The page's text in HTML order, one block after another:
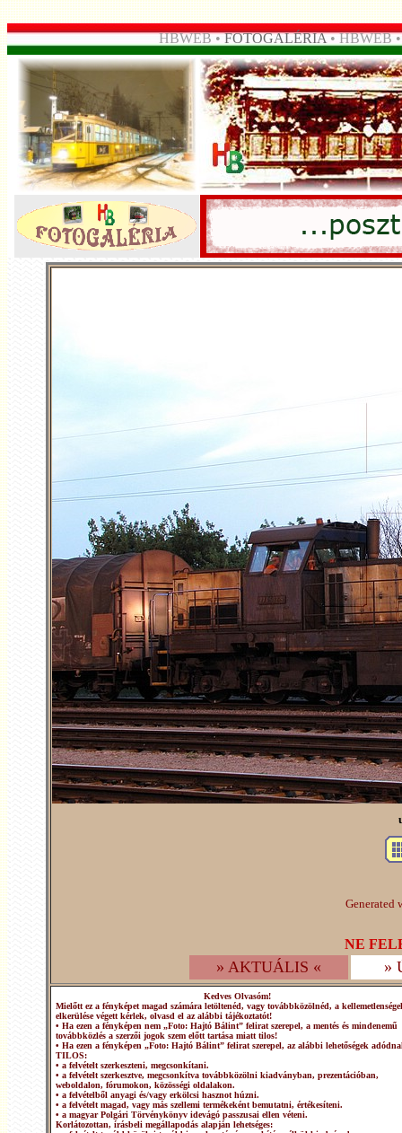
HBWEB •FOTOGALÉRIA• HBWEB
Generated
NE
» AKTUÁLIS « »
Kedves Olvasóm!
Mielőtt ez a fényképet magad számára letöltenéd, vagy továbbközölnéd, a
elkerülése végett kérlek, olvasd el az alábbi tájékoztatót!
• Ha ezen a fényképen nem „Foto: Hajtó Bálint” felirat szerepel, a mentés és mindenemű
továbbközlés a szerzői jogok szem előtt tartása miatt tilos!
• Ha ezen a fényképen „Foto: Hajtó Bálint” felirat szerepel, az alábbi lehetőségek
TILOS:
• a felvételt szerkeszteni, megcsonkítani.
• a felvételt szerkesztve, megcsonkítva továbbközölni kiadványban, prezentációban,
weboldalon, fórumokon, közösségi oldalakon.
• a felvételből anyagi és/vagy erkölcsi hasznot húzni.
• a felvételt magad, vagy más szellemi termékeként bemutatni, értékesíteni.
• a magyar Polgári Törvénykönyv idevágó passzusai ellen véteni.
Korlátozottan, írásbeli megállapodás alapján lehetséges: